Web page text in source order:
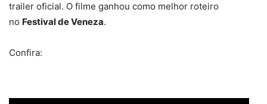
trailer oficial. O filme ganhou como melhor roteiro
no Festival de Veneza.
Confira: